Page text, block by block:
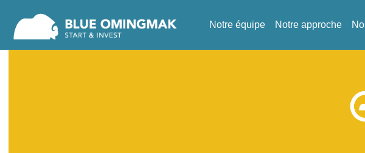
Notre équipe Notre approche